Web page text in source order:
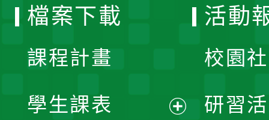
檔案下載
課程計畫
學生課表
活動
校園
研習